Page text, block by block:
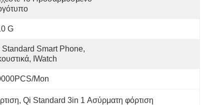
G
Standard Smart Phone,
IWatch
Mon
, Qi Standard 3in 1 Ασύρματη φόρτιση